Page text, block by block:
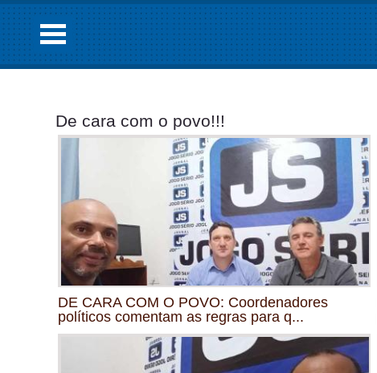
De cara com o povo!!!
DE CARA COM O POVO: Coordenadores
políticos comentam as regras para q...